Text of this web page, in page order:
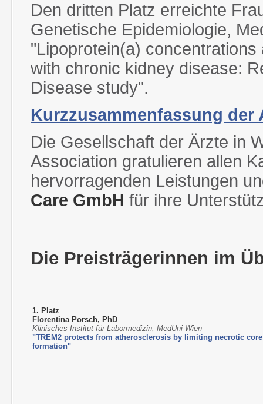
Den dritten Platz erreichte
Genetische Epidemiologie,
"Lipoprotein(a)
with chronic kidney disease:
Disease study".
Kurzzusammenfassung der
Die Gesellschaft der Ärzte in
Association gratulieren allen
hervorragenden Leistungen
Care GmbH für ihre
Die Preisträgerinnen im
1. Platz
Florentina Porsch, PhD
KlinischesInstitut für Labormedizin, MedUni Wien
"TREM2 protects from atherosclerosis by limiting necrotic core
formation"